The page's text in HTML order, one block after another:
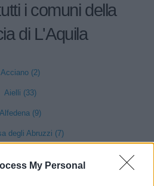
My Personal
i comuni della
di L'Aquila
Acciano (2)
Aielli (33)
Alfedena (9)
degli Abruzzi (7)